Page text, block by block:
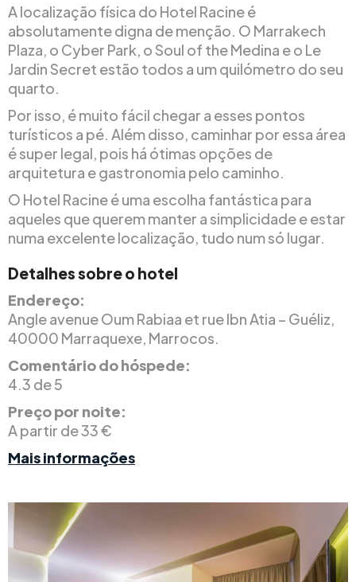
A localização física do Hotel Racine é
absolutamente digna de menção. O Marrakech
Plaza, o Cyber Park, o Soul of the Medina e o Le
Jardin Secret estão todos a um quilómetro do seu
quarto.
Por isso, é muito fácil chegar a esses pontos
turísticos a pé. Além disso, caminhar por essa área
é super legal, pois há ótimas opções de
arquitetura e gastronomia pelo caminho.
O Hotel Racine é uma escolha fantástica para
aqueles que querem manter a simplicidade e estar
numa excelente localização, tudo num só lugar.
Detalhes sobre o hotel
Endereço:
Angle avenue Oum Rabiaa et rue Ibn Atia – Guéliz,
40000 Marraquexe, Marrocos.
Comentário do hóspede:
4.3 de 5
Preço por noite:
A partir de 33 €
Mais informações